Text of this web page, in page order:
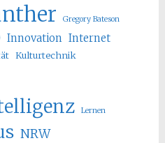
Gregory Bateson
Innovation Internet
Kulturtechnik
Lernen
NRW